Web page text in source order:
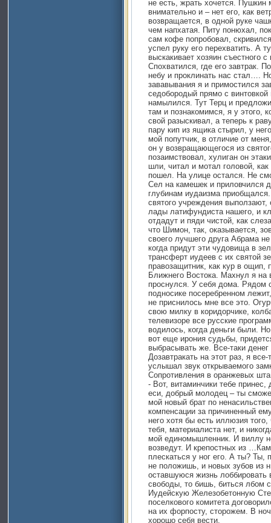
не есть, жрать хочется.
внимательно и – нет его, как
возвращается, в одной руке
чем напхатая. Питу понюхал,
сам кофе попробовал,
успел руку его перехватить. А
выскакивает хозяин съестного
Спохватился, где его завтрак.
небу и проклинать нас стал….
зававывания я и примостился
седобородый прямо с винтовкой
намылился. Тут Терц и
там и познакомимся, я у этого,
свой разыскивал, а теперь к
пару кип из ящика стырил, у
мой попутчик, в отличие от
он у возвращающегося из
позаимствовал, хулиган он
шли, читал и мотал головой,
пошел. На улице остался. Не
Сел на камешек и приловчился
глубинам иудаизма
святого учреждения
лады латифундиста нашего, и
отдадут и пяди чистой, как
что Шимон, так, оказывается,
своего лучшего друга Абрама
когда придут эти чудовища в
трансферт иудеев с их святой
правозащитник, как кур в ощип,
Ближнего Востока. Махнул я на
проснулся. У себя дома. Рядом
подносике посеребренном
не приснилось мне все это.
свою милку в коридорчике,
телевизоре все русские
водилось, когда деньги были.
вот еще ирония судьбы,
выбрасывать же. Все-таки денег
Дозавтракать на этот раз, я
услышал звук открываемого
Сопротивления в оранжевых
- Вот, витаминчики тебе принес,
еси, добрый молодец – ты
мой новый брат по
компенсации за причиненный
него хотя бы есть иллюзия
тебя, материалиста нет, и
мой единомышленник. И виллу
возведут. И крепостных из
плескаться у ног его. А ты? Ты,
не положишь, и новых зубов из
оставшуюся жизнь лоббировать
свободы, то бишь, биться лбом
Иудейскую Железобетонную
поселкового комитета
на их форпосту, сторожем. В
хорошо себя вести.